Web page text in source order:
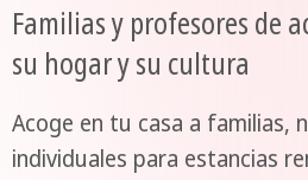
Familias y profesores de
su hogar y su cultura
Acoge en tu casa a familias,
individuales para estancias